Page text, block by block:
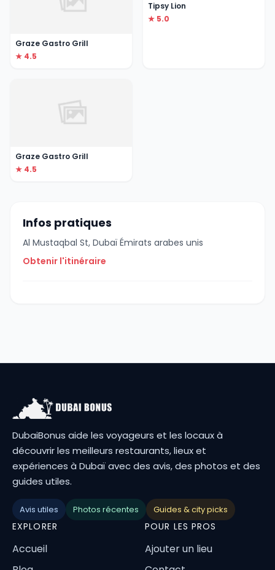
Graze Gastro Grill
★ 4.5
Tipsy Lion
★ 5.0
Graze Gastro Grill
★ 4.5
Infos pratiques
Al Mustaqbal St, Dubaï Émirats arabes unis
Obtenir l'itinéraire
DubaiBonus aide les voyageurs et les locaux à
découvrir les meilleurs restaurants, lieux et
expériences à Dubaï avec des avis, des photos et des
guides utiles.
Avis utiles Photos récentes Guides & city picks
EXPLORER
Accueil
POUR LES PROS
Ajouter un lieu